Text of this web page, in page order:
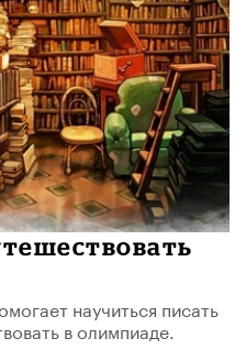
научиться писать
в олимпиаде.